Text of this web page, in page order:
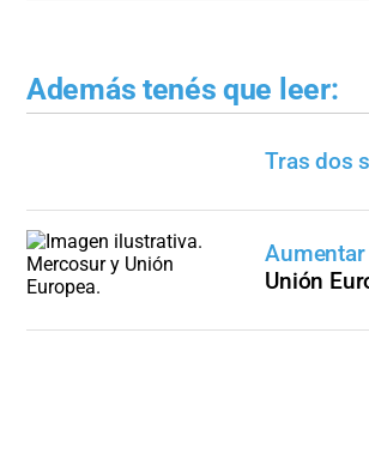
Además tenés que leer:
Tras dos
Unión